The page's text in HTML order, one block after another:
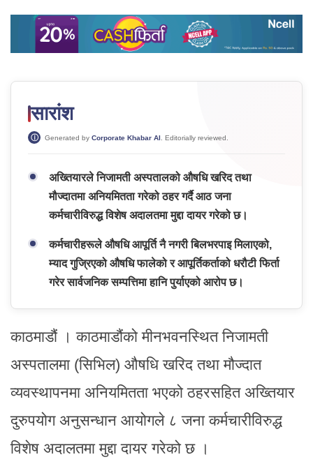
सारांश
Generated by Corporate Khabar AI . Editorially reviewed.
अख्तियारले निजामती अस्पतालको औषधि खरिद तथा
मौज्दातमा अनियमितता गरेको ठहर गर्दै आठ जना
कर्मचारीविरुद्ध विशेष अदालतमा मुद्दा दायर गरेको छ।
कर्मचारीहरूले औषधि आपूर्ति नै नगरी बिलभरपाइ मिलाएको,
म्याद गुज्रिएको औषधि फालेको र आपूर्तिकर्ताको धरौटी फिर्ता
गरेर सार्वजनिक सम्पत्तिमा हानि पुर्याएको आरोप छ।
काठमाडौं । काठमाडौंको मीनभवनस्थित निजामती
अस्पतालमा (सिभिल) औषधि खरिद तथा मौज्दात
व्यवस्थापनमा अनियमितता भएको ठहरसहित अख्तियार
दुरुपयोग अनुसन्धान आयोगले ८ जना कर्मचारीविरुद्ध
विशेष अदालतमा मुद्दा दायर गरेको छ ।